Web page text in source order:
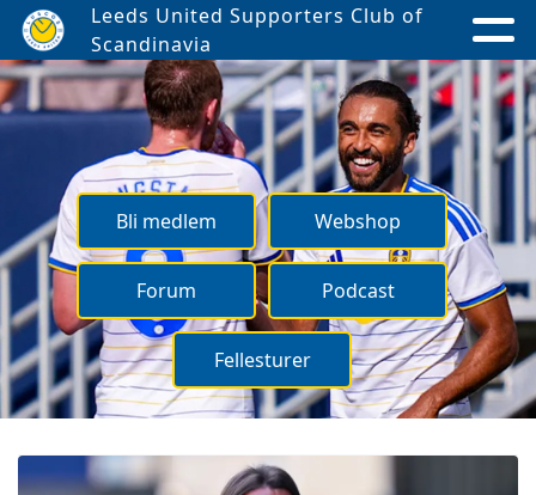
Leeds United Supporters Club of
Scandinavia
Bli medlem Webshop
Forum Podcast
Fellesturer